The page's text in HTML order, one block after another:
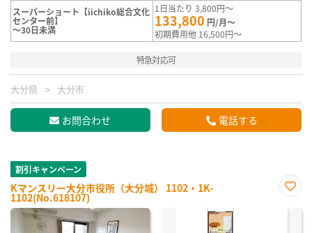
スーパーショート【iichiko総合文化
センター前】
～30日未満
1日当たり 3,800円～
133,800 円/月～
初期費用他 16,500円～
特急対応可
大分県 大分市
お問合わせ 電話する
割引キャンペーン
Kマンスリー大分市役所（大分城） 1102・1K-
1102(No.618107)
に入